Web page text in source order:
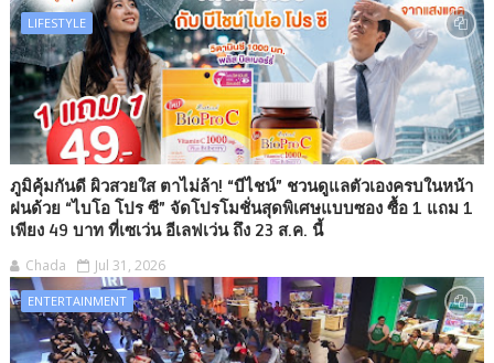
LIFESTYLE
ภูมิคุ้มกันดี ผิวสวยใส ตาไม่ล้า! “บีไชน์” ชวนดูแลตัวเองครบในหน้า
ฝนด้วย “ไบโอ โปร ซี” จัดโปรโมชั่นสุดพิเศษแบบซอง ซื้อ 1 แถม 1
เพียง 49 บาท ที่เซเว่น อีเลฟเว่น ถึง 23 ส.ค. นี้
Chada Jul 31, 2026
ENTERTAINMENT